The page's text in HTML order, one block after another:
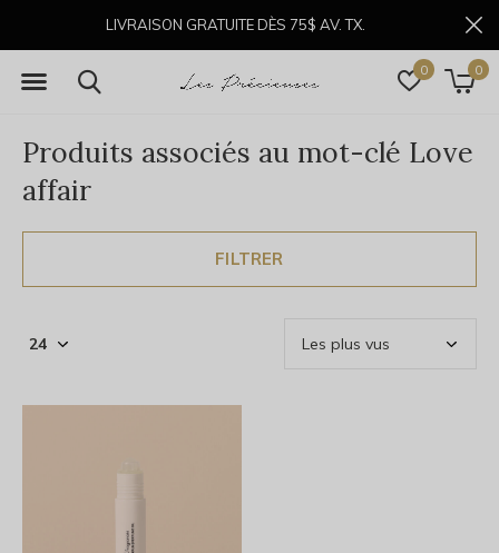
0 0
LIVRAISON GRATUITE DÈS 75$ AV. TX.
Produits associés au mot-clé Love
affair
FILTRER